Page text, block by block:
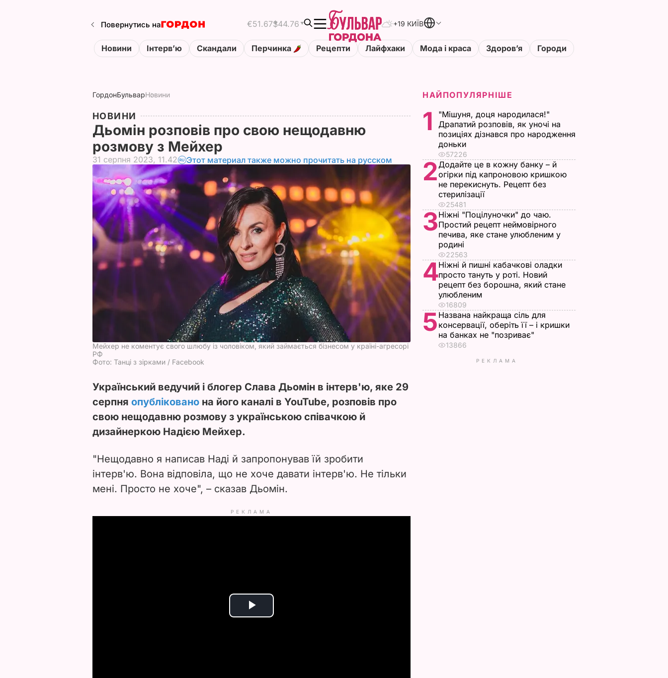
Повернутись на €51.67$44.76 +19 КИЇВ
Новини Інтервʼю Скандали Перчинка Рецепти Лайфхаки Мода і краса Здоровʼя Городи
ГордонБульварНовини
НОВИНИ
Дьомін розповів про свою нещодавню
розмову з Мейхер
31 серпня 2023, 11.42 Этот материал также можно прочитать на русском
Мейхер не коментує свого шлюбу із чоловіком, який займається бізнесом у країні-агресорі
РФ
Фото: Танці з зірками / Facebook
Український ведучий і блогер Слава Дьомін в інтерв'ю, яке 29
серпня опубліковано на його каналі в YouTube, розповів про
свою нещодавню розмову з українською співачкою й
дизайнеркою Надією Мейхер.
"Нещодавно я написав Наді й запропонував їй зробити
інтерв'ю. Вона відповіла, що не хоче давати інтерв'ю. Не тільки
мені. Просто не хоче", – сказав Дьомін.
РЕКЛАМА
P
НАЙПОПУЛЯРНІШЕ
1
"Мішуня, доця народилася!"
Драпатий розповів, як уночі на
позиціях дізнався про народження
доньки
57226
2Додайте це в кожну банку – й
огірки під капроновою кришкою
не перекиснуть. Рецепт без
стерилізації
25481
3Ніжні "Поцілуночки" до чаю.
Простий рецепт неймовірного
печива, яке стане улюбленим у
родині
22563
4Ніжні й пишні кабачкові оладки
просто тануть у роті. Новий
рецепт без борошна, який стане
улюбленим
16809
5 Названа найкраща сіль для
консервації, оберіть її – і кришки
на банках не "позриває"
13866
РЕКЛАМА